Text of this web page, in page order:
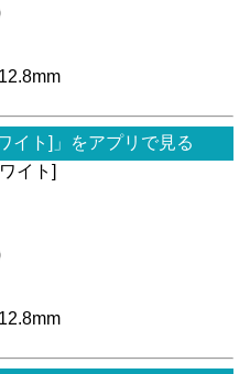
イト]」をアプリで見る
イト]